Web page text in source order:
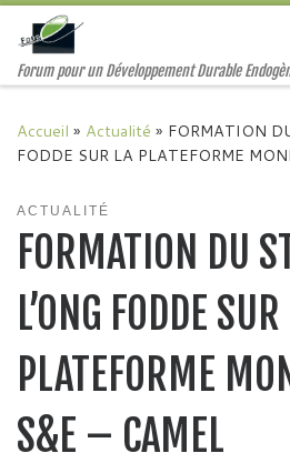
Passer au contenu
Forum pour un Développement Durable
Accueil » Actualité » FORMATION
FODDE SUR LA PLATEFORME
ACTUALITÉ
FORMATION DU
L’ONG FODDE
PLATEFORME
S&E – CAMEL